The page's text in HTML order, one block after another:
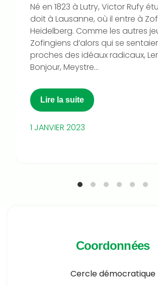
Né en 1823 à Lutry, Victor Rufy
doit à Lausanne, où il entre à
Heidelberg. Comme les autres
Zofingiens d’alors qui se
proches des idéaux radicaux,
Bonjour, Meystre...
Lire la suite
1 JANVIER 2023
Coordonnées
Cercle démocratique